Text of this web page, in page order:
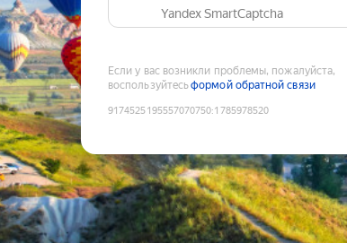
Yandex SmartCaptcha
Если у вас возникли проблемы, пожалуйста,
воспользуйтесьформой обратной связи
9174525195557070750:1785978520